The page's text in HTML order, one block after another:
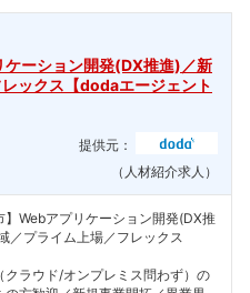
ました
ケーション開発(DX推進)／新
ックス【dodaエージェント
提供元：
（人材紹介求人）
】Webアプリケーション開発(DX推
／プライム上場／フレックス
クラウド/オンプレミス問わず）の